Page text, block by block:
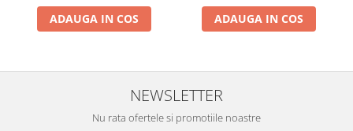
ADAUGA IN COS ADAUGA IN COS
NEWSLETTER
Nu rata ofertele si promotiile noastre